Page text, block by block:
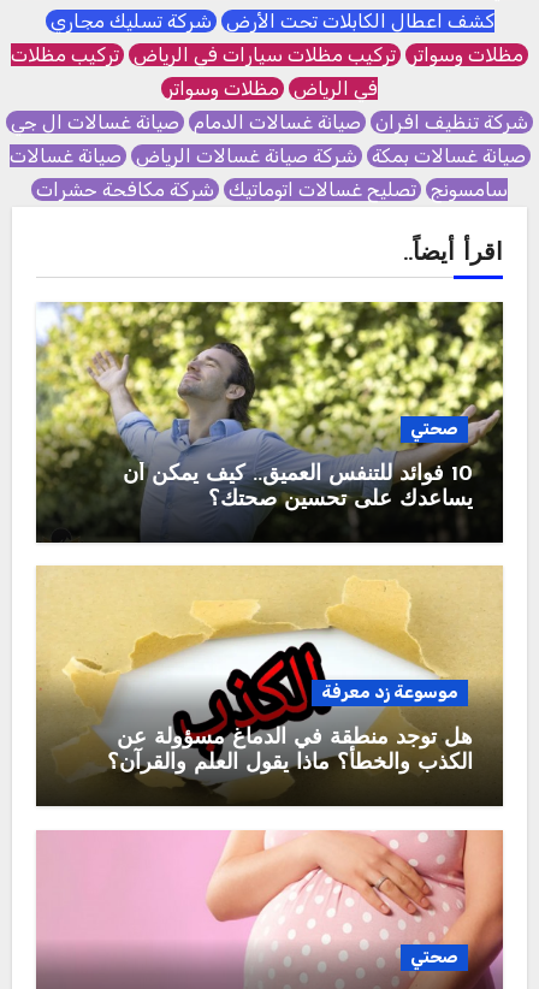
كشف اعطال الكابلات تحت الأرض شركة تسليك مجاري
مظلات وسواتر تركيب مظلات سيارات في الرياض تركيب مظلات
في الرياض مظلات وسواتر
شركة تنظيف افران صيانة غسالات الدمام صيانة غسالات ال جي
صيانة غسالات بمكة شركة صيانة غسالات الرياض صيانة غسالات
سامسونج تصليح غسالات اتوماتيك شركة مكافحة حشرات
اقرأ أيضاً..
صحتي
10 فوائد للتنفس العميق.. كيف يمكن أن
يساعدك على تحسين صحتك؟
موسوعة زد معرفة
هل توجد منطقة في الدماغ مسؤولة عن
الكذب والخطأ؟ ماذا يقول العلم والقرآن؟
صحتي